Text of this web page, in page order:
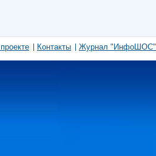
Контакты Журнал "ИнфоШОС"